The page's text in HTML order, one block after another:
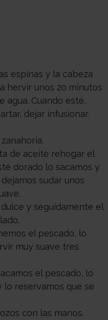
espinas y la cabeza
hervir unos 20 minutos
agua. Cuando esté,
dejar infusionar.
de aceite rehogar el
dorado lo sacamos y
sudar unos
y seguidamente el
el pescado, lo
muy suave tres
el pescado, lo
reservamos que se
con las manos.